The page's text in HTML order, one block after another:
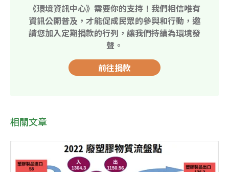
《環境資訊中心》需要你的支持！我們相信唯有
資訊公開普及，才能促成民眾的參與和行動，邀
請您加入定期捐款的行列，讓我們持續為環境發
聲。
前往捐款
相關文章